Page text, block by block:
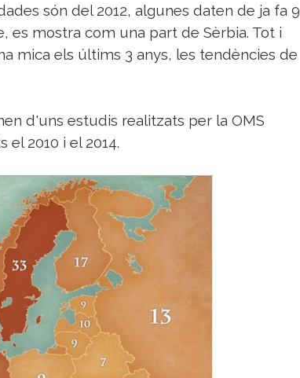
són del 2012, algunes daten de ja fa 9
es mostra com una part de Sèrbia. Tot i
mica els últims 3 anys, les tendències de
d'uns estudis realitzats per la OMS
el 2010 i el 2014.